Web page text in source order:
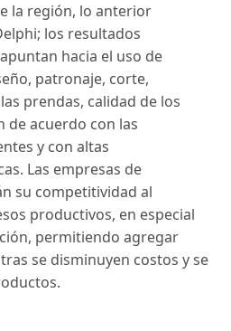
la región, lo anterior
los resultados
hacia el uso de
patronaje, corte,
prendas, calidad de los
acuerdo con las
y con altas
Las empresas de
su competitividad al
productivos, en especial
permitiendo agregar
se disminuyen costos y se